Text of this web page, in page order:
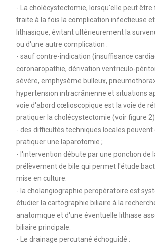
- La cholécystectomie, lorsqu'elle peut
traite à la fois la complication infectieuse
lithiasique, évitant ultérieurement la
ou d'une autre complication :
- sauf contre-indication (insuffisance
coronaropathie, dérivation ventriculo-
sévère, emphysème bulleux,
hypertension intracrânienne et situations
voie d'abord cœlioscopique est la voie de
pratiquer la cholécystectomie (voir figure 2)
- des difficultés techniques locales peuvent
pratiquer une laparotomie ;
- l'intervention débute par une ponction de
prélèvement de bile qui permet l'étude
mise en culture.
- la cholangiographie peropératoire est
étudier la cartographie biliaire à la
anatomique et d'une éventuelle lithiase
biliaire principale.
- Le drainage percutané échoguidé :